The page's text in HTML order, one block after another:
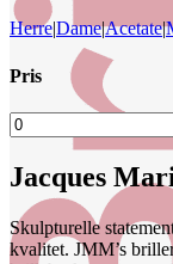
Herre|Dame|Acetate|
Pris
Min.
pris
Jacques
Skulpturelle
kvalitet. JMM’s